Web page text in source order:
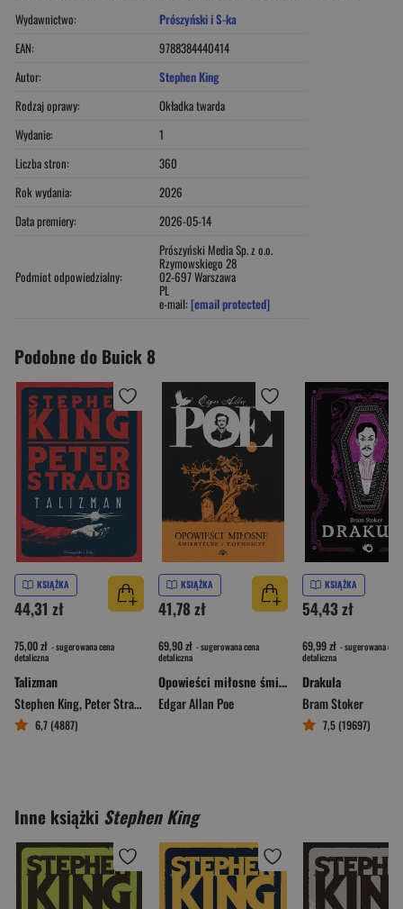
Wydawnictwo:
Prószyński i S-ka
EAN:
9788384440414
Autor:
Stephen King
Rodzaj oprawy:
Okładka twarda
Wydanie:
1
Liczba stron:
360
Rok wydania:
2026
Data premiery:
2026-05-14
Podmiot odpowiedzialny:
Prószyński Media Sp. z o.o.
Rzymowskiego 28
02-697 Warszawa
PL
e-mail: [email protected]
Podobne do Buick 8
KSIĄŻKA
44,31 zł
75,00 zł - sugerowana cena
detaliczna
Talizman
Stephen King,Peter Straub
6,7 (4887)
KSIĄŻKA
41,78 zł
69,90 zł - sugerowana cena
detaliczna
Opowieści miłosne śmiertelne i tajemnicze wyd. 2
Edgar Allan Poe
KSIĄŻKA
54,43 zł
69,99 zł - sugerowana cena
detaliczna
Drakula
Bram Stoker
7,5 (19697)
Inne książki Stephen King